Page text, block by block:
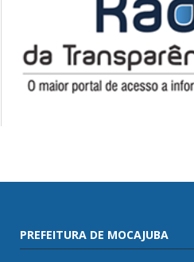
PREFEITURA DE MOCAJUBA